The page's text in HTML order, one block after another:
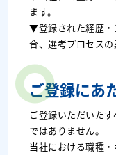
ます。
▼登録された経歴・
合、選考プロセスの
ご登録にあ
ご登録いただいた
ではありません。
当社における職種